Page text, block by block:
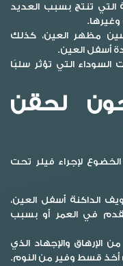
التي تنتج بسبب العديد
مظهر العين، كذلك
أسفل العين.
التي تؤثر سلبًا
لحقن
لإجراء فيلر تحت
الداكنة أسفل العين،
في العمر أو بسبب
الإرهاق والإجهاد الذي
أخذ قسط وفير من النوم.